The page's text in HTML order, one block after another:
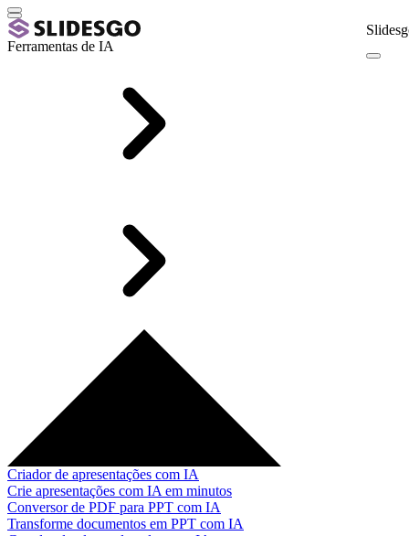
Ferramentas de IA
Criador de apresentações com IA
Crie apresentações com IA em minutos
Conversor de PDF para PPT com IA
Transforme documentos em PPT com IA